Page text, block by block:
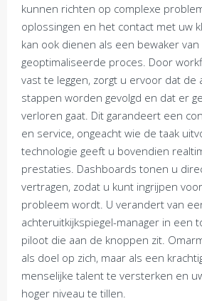
kunnen richten op complexe
oplossingen en het contact met uw
kan ook dienen als een bewaker
geoptimaliseerde proces. Door
vast te leggen, zorgt u ervoor dat de
stappen worden gevolgd en dat er
verloren gaat. Dit garandeert een
en service, ongeacht wie de taak
technologie geeft u bovendien
prestaties. Dashboards tonen u
vertragen, zodat u kunt ingrijpen
probleem wordt. U verandert van
achteruitkijkspiegel-manager in een
piloot die aan de knoppen zit.
als doel op zich, maar als een
menselijke talent te versterken en
hoger niveau te tillen.